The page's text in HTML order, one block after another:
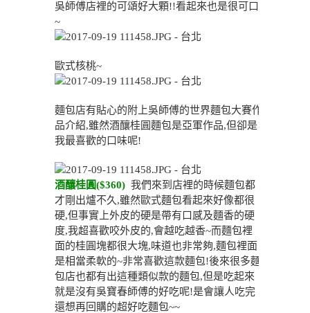
吳師傅店裡的可頌好大顆!!看起來也是很可口
~
歐式核桃~
麵包店有貼心的附上吳師傅的世界麵包大賽作
品介紹,雖然酒釀桂圓麵包是亞軍作品,但卻是
我最喜歡的口味呢!
酒釀桂圓($360) 我們來到店裡的時候麵包都
才剛出爐不久,雖然歐式麵包看起來好像都很
硬,但事實上外皮的硬是帶有口感及麵香的硬
度,我超喜歡咬外皮的,會越吃越香~而麵包裡
面的桂圓塊都很大塊,味道也非常夠,麵包裡面
是相當柔軟的~非常喜歡這款麵包!後來很多麵
包店也都有出這種類似款的麵包,但是吃起來
就是沒有吳寶春師傅的好吃呢!是會讓人吃完
還想再回購的超好吃麵包~~